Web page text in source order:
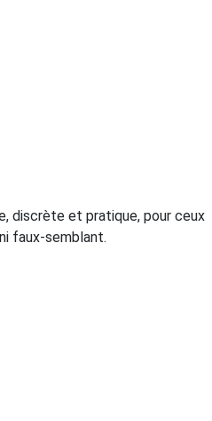
discrète et pratique, pour ceux
faux-semblant.